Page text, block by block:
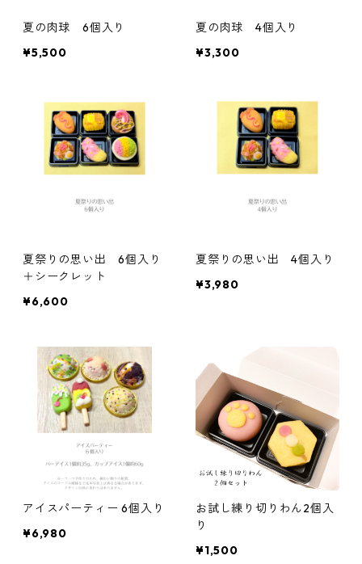
夏の肉球 6個入り
¥5,500
夏の肉球 4個入り
¥3,300
夏祭りの思い出 6個入り
＋シークレット
¥6,600
夏祭りの思い出 4個入り
¥3,980
アイスパーティー 6個入り
¥6,980
お試し練り切りわん2個入
り
¥1,500